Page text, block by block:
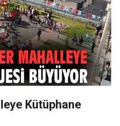
Kütüphane